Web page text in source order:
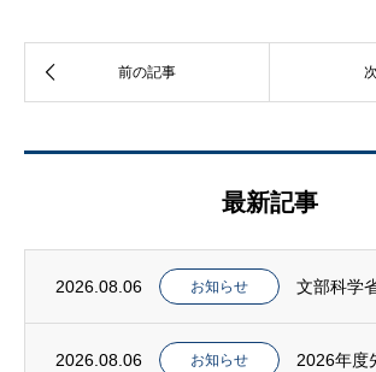
最新記事
2026.08.06 お知らせ
2026.08.06 お知らせ